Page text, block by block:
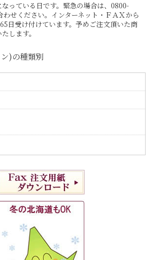
っている日です。緊急の場合は、0800-
せください。インターネット・ＦＡＸから
日受け付けています。予めご注文頂いた商
します。
)の種類別